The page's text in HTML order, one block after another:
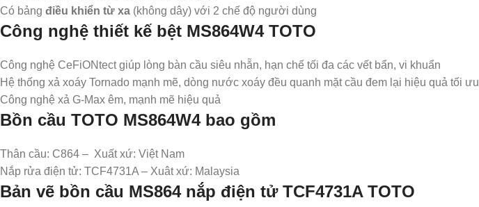
Có bảng điều khiển từ xa (không dây) với 2 chế độ người dùng
Công nghệ thiết kế bệt MS864W4 TOTO
Công nghệ CeFiONtect giúp lòng bàn cầu siêu nhẵn, hạn chế tối đa các vết bẩn, vi khuẩn
Hệ thống xả xoáy Tornado mạnh mẽ, dòng nước xoáy đều quanh mặt cầu đem lại hiệu quả tối ưu
Công nghệ xả G-Max êm, mạnh mẽ hiệu quả
Bồn cầu TOTO MS864W4​ bao gồm
Thân cầu: C864 – Xuất xứ: Việt Nam
Nắp rửa điện tử: TCF4731A – Xuât xứ: Malaysia
Bản vẽ bồn cầu MS864 nắp điện tử TCF4731A TOTO